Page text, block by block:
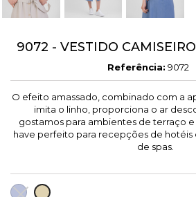
9072 - VESTIDO
Referência: 9072
O efeito amassado, combinado com a
imita o linho, proporciona o ar
gostamos para ambientes de terraço
have perfeito para recepções de hotéis
de spas.
LAVANDA
AREIA